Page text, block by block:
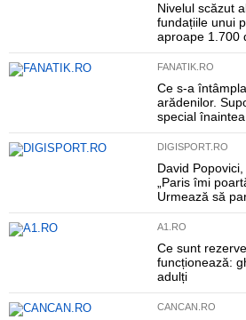
Nivelul scăzut
fundațiile unui
aproape 1.700
FANATIK.RO
Ce s-a
arădenilor.
special
DIGISPORT.RO
David
„Paris îmi
Urmează să
A1.RO
Ce sunt
funcționează:
adulți
CANCAN.RO